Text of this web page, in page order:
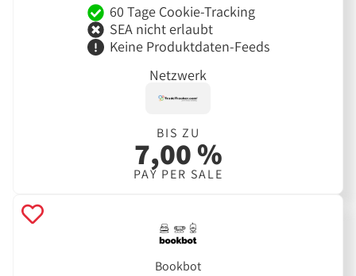
60 Tage Cookie-Tracking
SEA nicht erlaubt
Keine Produktdaten-Feeds
Netzwerk
BIS ZU
7,00 %
PAY PER SALE
Bookbot